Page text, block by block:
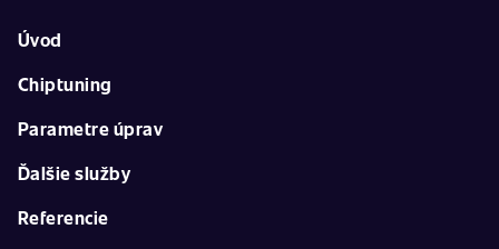
Úvod
Chiptuning
Parametre úprav
Ďalšie služby
Referencie